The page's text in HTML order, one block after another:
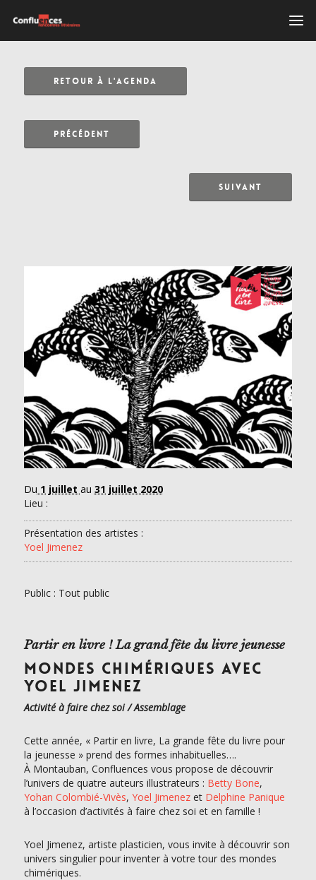
RETOUR À L'AGENDA
PRÉCÉDENT
SUIVANT
Du 1 juillet au 31 juillet 2020
Lieu :
Présentation des artistes :
Yoel Jimenez
Public : Tout public
Partir en livre ! La grand fête du livre jeunesse
MONDES CHIMÉRIQUES AVEC
YOEL JIMENEZ
Activité à faire chez soi / Assemblage
Cette année, « Partir en livre, La grande fête du livre pour
la jeunesse » prend des formes inhabituelles….
À Montauban, Confluences vous propose de découvrir
l’univers de quatre auteurs illustrateurs : Betty Bone,
Yohan Colombié-Vivès, Yoel Jimenezet Delphine Panique
à l’occasion d’activités à faire chez soi et en famille !
Yoel Jimenez, artiste plasticien, vous invite à découvrir son
univers singulier pour inventer à votre tour des mondes
chimériques.